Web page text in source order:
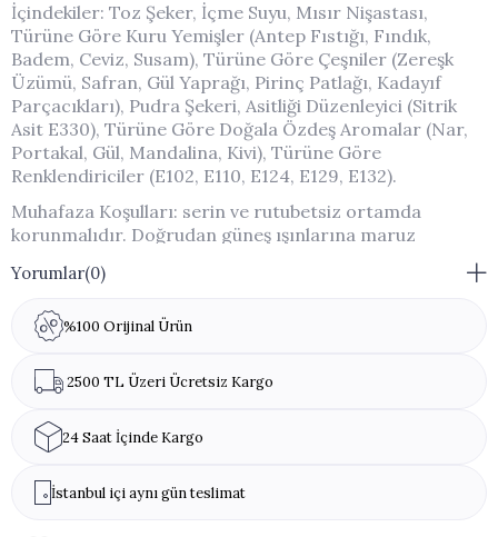
İçindekiler: Toz Şeker, İçme Suyu, Mısır Nişastası,
Türüne Göre Kuru Yemişler (Antep Fıstığı, Fındık,
Badem, Ceviz, Susam), Türüne Göre Çeşniler (Zereşk
Üzümü, Safran, Gül Yaprağı, Pirinç Patlağı, Kadayıf
Parçacıkları), Pudra Şekeri, Asitliği Düzenleyici (Sitrik
Asit E330), Türüne Göre Doğala Özdeş Aromalar (Nar,
Portakal, Gül, Mandalina, Kivi), Türüne Göre
Renklendiriciler (E102, E110, E124, E129, E132).
Muhafaza Koşulları: serin ve rutubetsiz ortamda
korunmalıdır. Doğrudan güneş ışınlarına maruz
Ambalaj Açıldıktan Sonraki Raf Ömrü: Ambalaj
Ürün Ölçüsü: Ürünler el yapımı olduğu için standart
Paketleme: Ürün kutusu (desen) stok durumuna göre
Alerjen Uyarısı: Fındık, Antep Fıstık, Badem, Ceviz,
Yorumlar(0)
%100 Orijinal Ürün
2500 TL Üzeri Ücretsiz Kargo
24 Saat İçinde Kargo
İstanbul içi aynı gün teslimat